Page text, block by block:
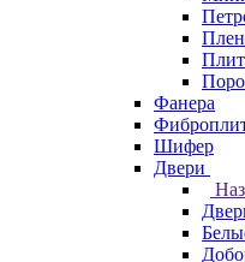
Фанера
Шифер
Двери